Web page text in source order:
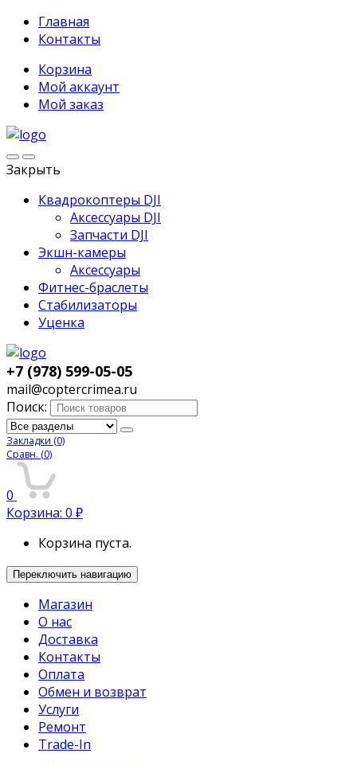
Главная
Контакты
Корзина
Мой аккаунт
Мой заказ
Закрыть
Квадрокоптеры DJI
Аксессуары DJI
Запчасти DJI
Экшн-камеры
Аксессуары
Фитнес-браслеты
Стабилизаторы
Уценка
+7 (978) 599-05-05
mail@coptercrimea.ru
Поиск:
Закладки (0)
Сравн. (0)
0
Корзина: 0 ₽
Корзина пуста.
Переключить навигацию
Магазин
О нас
Доставка
Контакты
Оплата
Обмен и возврат
Услуги
Ремонт
Trade-In